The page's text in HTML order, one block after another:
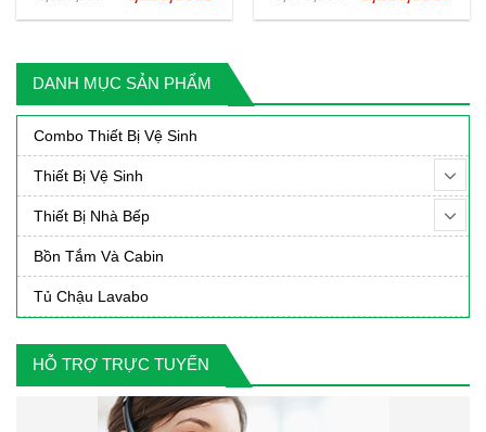
DANH MỤC SẢN PHẨM
Combo Thiết Bị Vệ Sinh
Thiết Bị Vệ Sinh
Thiết Bị Nhà Bếp
Bồn Tắm Và Cabin
Tủ Chậu Lavabo
HỖ TRỢ TRỰC TUYẾN
gốc
6,110,000₫.
hiện
4,250,000₫.
gốc
hiện